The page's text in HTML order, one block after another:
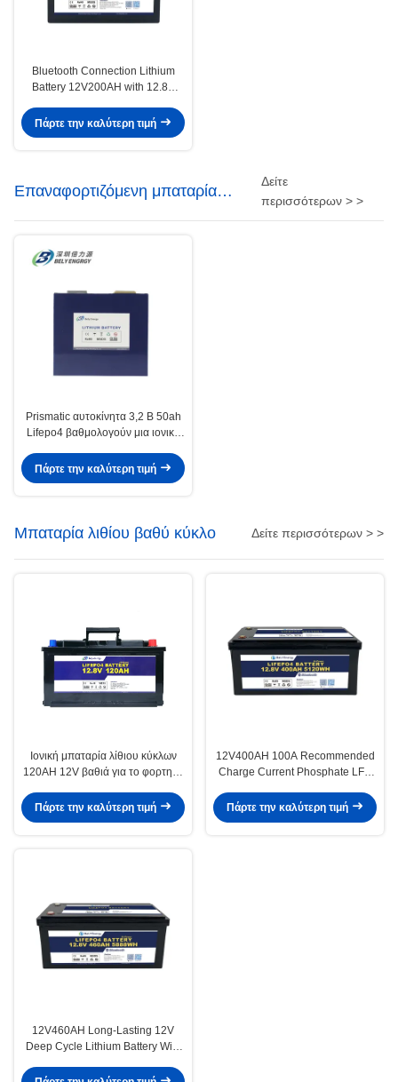
Bluetooth Connection Lithium
Battery 12V200AH with 12.8V
Charge Current and 0-60C
Charge Temperature
Πάρτε την καλύτερη τιμή
Επαναφορτιζόμενη μπαταρία
LiFePo4
Δείτε
περισσότερων > >
Prismatic αυτοκίνητα 3,2 Β 50ah
Lifepo4 βαθμολογούν μια ιονική
χρησιμοποιείται στα αυτοκίνητα
Πάρτε την καλύτερη τιμή
Μπαταρία λιθίου βαθύ κύκλο Δείτε περισσότερων > >
Ιονική μπαταρία λίθιου κύκλων
120AH 12V βαθιά για το φορτηγό
Πάρτε την καλύτερη τιμή
12V400AH 100A Recommended
Charge Current Phosphate LFP
Performance
Πάρτε την καλύτερη τιμή
12V460AH Long-Lasting 12V
Deep Cycle Lithium Battery With
Impedance